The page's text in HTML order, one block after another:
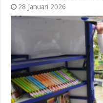
28 Januari 2026